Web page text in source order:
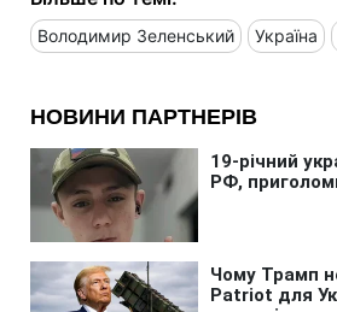
Володимир Зеленський Україна